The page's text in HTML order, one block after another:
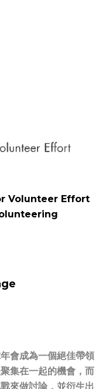
Volunteer Effort
會成為一個絕佳帶領
集在一起的機會，而
來做討論，並衍生出